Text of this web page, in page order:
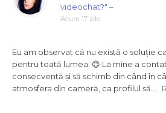
videochat?" –
Acum 17 zile
Eu am observat că nu există o soluție
pentru toată lumea. 😊 La mine a
consecventă și să schimb din când în
atmosfera din cameră, ca profilul să…